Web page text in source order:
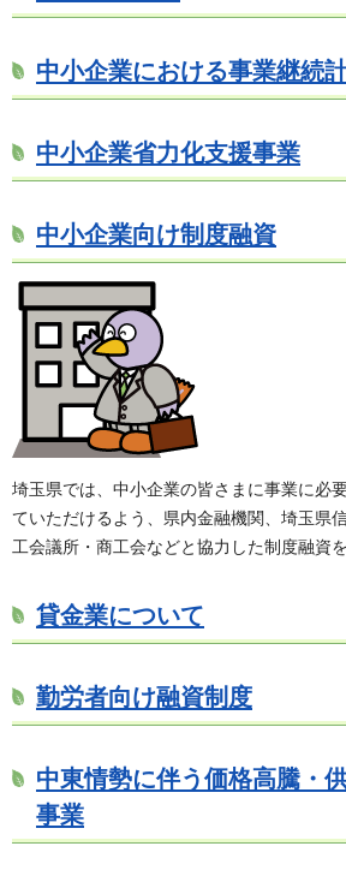
中小企業における事業継続
中小企業省力化支援事業
中小企業向け制度融資
埼玉県では、中小企業の皆さまに事業に必
ていただけるよう、県内金融機関、埼玉県
工会議所・商工会などと協力した制度融資
貸金業について
勤労者向け融資制度
中東情勢に伴う価格高騰・
事業